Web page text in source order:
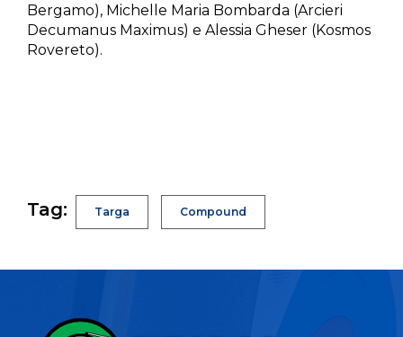
Bergamo), Michelle Maria Bombarda (Arcieri
Decumanus Maximus) e Alessia Gheser (Kosmos
Rovereto).
Tag: Targa Compound